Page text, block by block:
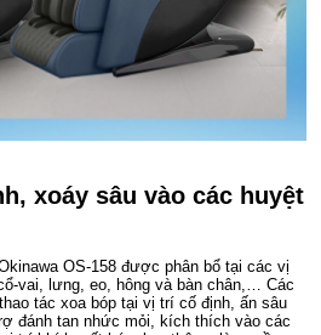
xoáy sâu vào các huyệt
OS-158 được phân bổ tại các vị
vai, lưng, eo, hông và bàn chân,… Các
tác xoa bóp tại vị trí cố định, ấn sâu
đánh tan nhức mỏi, kích thích vào các